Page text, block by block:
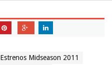
Estrenos Midseason 2011